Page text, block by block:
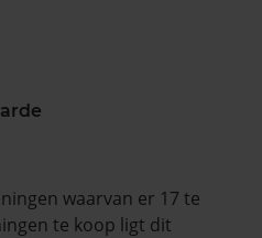
-18:00
waarvan er 17 te
te koop ligt dit